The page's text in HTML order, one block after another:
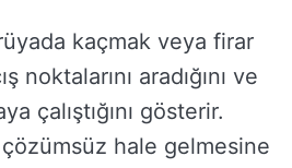
kaçmak veya firar
noktalarını aradığını ve
çalıştığını gösterir.
hale gelmesine